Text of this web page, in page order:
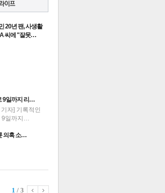
20년 팬, 사생활
씨에 "잘못…
9일까지 리…
자] 기록적인
9일까지…
의혹 소…
1 / 3